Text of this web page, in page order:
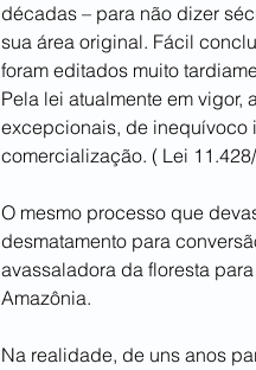
décadas – para não dizer
sua área original. Fácil
foram editados muito
Pela lei atualmente em
excepcionais, de inequívoco
comercialização. ( Lei
O mesmo processo que
desmatamento para
avassaladora da floresta
Amazônia.
Na realidade, de uns anos